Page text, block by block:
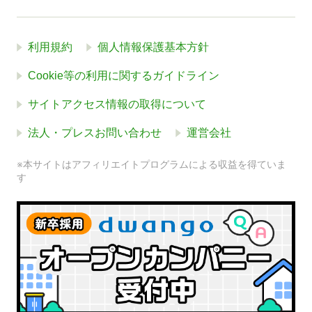
利用規約 個人情報保護基本方針
Cookie等の利用に関するガイドライン
サイトアクセス情報の取得について
法人・プレスお問い合わせ 運営会社
※本サイトはアフィリエイトプログラムによる収益を得ていま
す